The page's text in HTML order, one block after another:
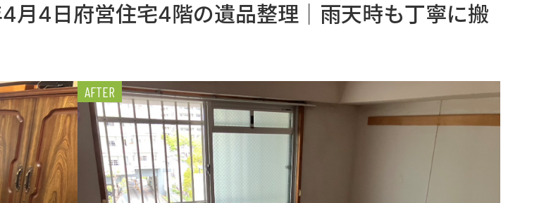
月4日府営住宅4階の遺品整理｜雨天時も丁寧に搬
AFTER